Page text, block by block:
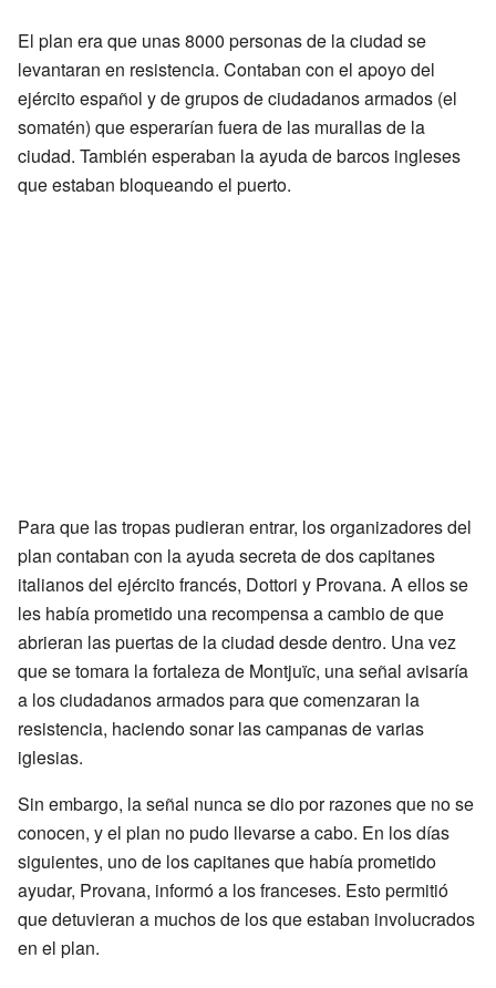
El plan era que unas 8000 personas de la ciudad se
levantaran en resistencia. Contaban con el apoyo del
ejército español y de grupos de ciudadanos armados (el
somatén) que esperarían fuera de las murallas de la
ciudad. También esperaban la ayuda de barcos ingleses
que estaban bloqueando el puerto.
Para que las tropas pudieran entrar, los organizadores del
plan contaban con la ayuda secreta de dos capitanes
italianos del ejército francés, Dottori y Provana. A ellos se
les había prometido una recompensa a cambio de que
abrieran las puertas de la ciudad desde dentro. Una vez
que se tomara la fortaleza de Montjuïc, una señal avisaría
a los ciudadanos armados para que comenzaran la
resistencia, haciendo sonar las campanas de varias
iglesias.
Sin embargo, la señal nunca se dio por razones que no se
conocen, y el plan no pudo llevarse a cabo. En los días
siguientes, uno de los capitanes que había prometido
ayudar, Provana, informó a los franceses. Esto permitió
que detuvieran a muchos de los que estaban involucrados
en el plan.